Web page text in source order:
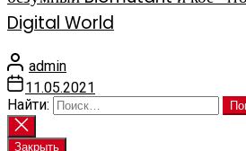
Digital World
admin
11.05.2021
Найти:
Закрыть